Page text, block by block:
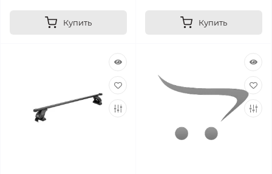
Купить Купить